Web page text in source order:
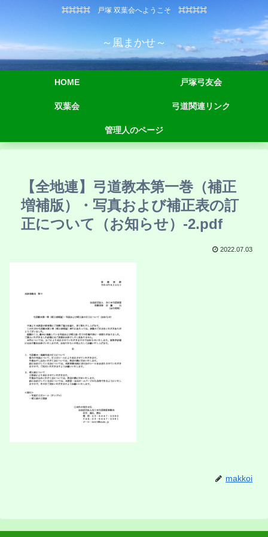
⌘⌘⌘⌘ 戸塚 双葉会へようこそ ⌘⌘⌘⌘
～風まかせ～
HOME 戸塚弓友会
双葉会 弓道関連リンク
管理人のページ
【全地連】弓道教本第一巻（補正
増補版）・写真および補正表の訂
正について（お知らせ）-2.pdf
2022.07.03
makkoi